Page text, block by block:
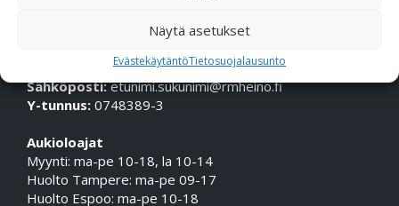
Näytä asetukset
EvästekäytäntöTietosuojalausunto
OTA MEIHIN YHTEYTTÄ!
Puhelin (Vaihde): 010 617 0600
Sähköposti:etunimi.sukunimi@rmheino.fi
Y-tunnus: 0748389-3
Aukioloajat
Myynti: ma-pe 10-18, la 10-14
Huolto Tampere: ma-pe 09-17
Huolto Espoo: ma-pe 10-18